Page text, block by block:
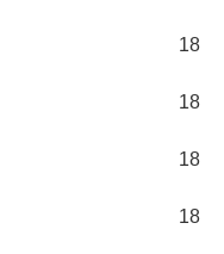
18
18
18
18